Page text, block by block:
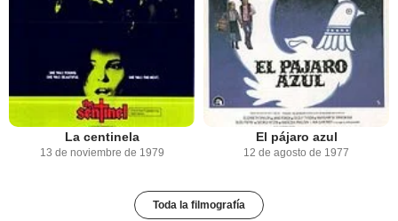
La centinela
13 de noviembre de 1979
El pájaro azul
12 de agosto de 1977
Toda la filmografía